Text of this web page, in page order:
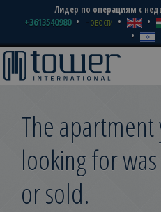
Лидер по операциям с
+3613540980 Новости
The
looking for
or sold.